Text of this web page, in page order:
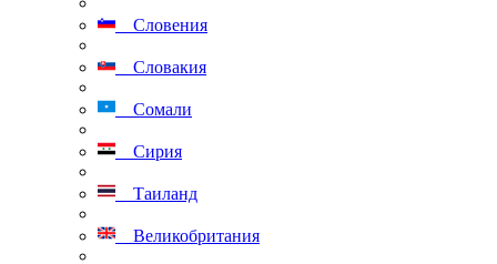
Словения
Словакия
Сомали
Сирия
Таиланд
Великобритания